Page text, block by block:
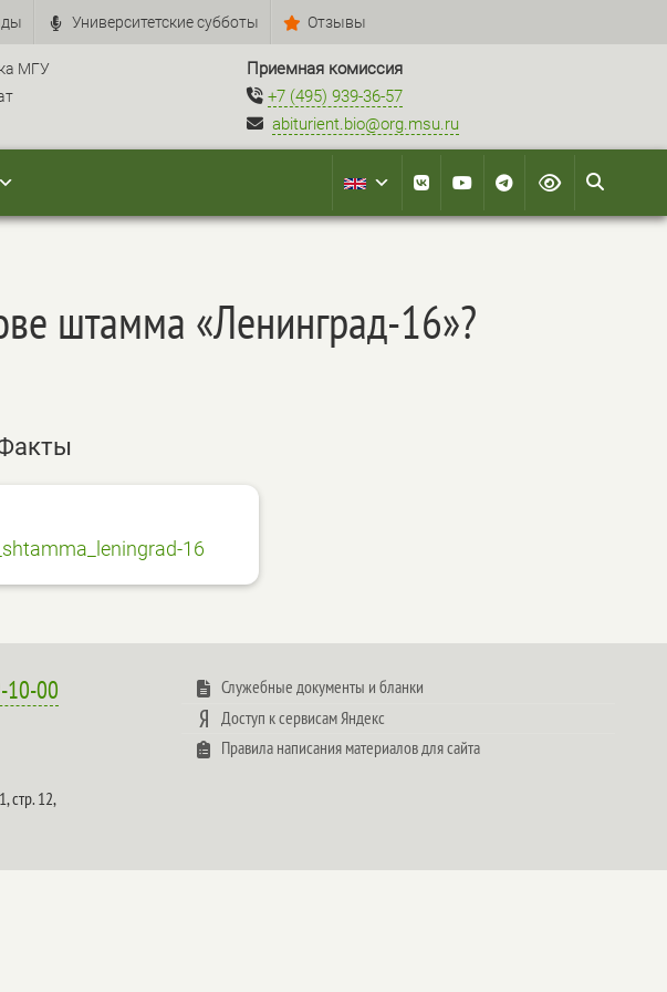
Университетские субботы Отзывы
МГУ
Приемная комиссия
+7 (495) 939-36-57
abiturient.bio@org.msu.ru
штамма «Ленинград-16»?
16
10-00
стр. 12,
Служебные документы и бланки
Доступ к сервисам Яндекс
Правила написания материалов для сайта